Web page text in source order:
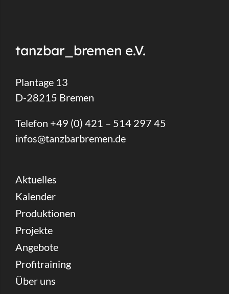
tanzbar_bremen e.V.
Plantage 13
D-28215 Bremen
Telefon +49 (0) 421 – 514 297 45
infos@tanzbarbremen.de
Aktuelles
Kalender
Produktionen
Projekte
Angebote
Profitraining
Über uns